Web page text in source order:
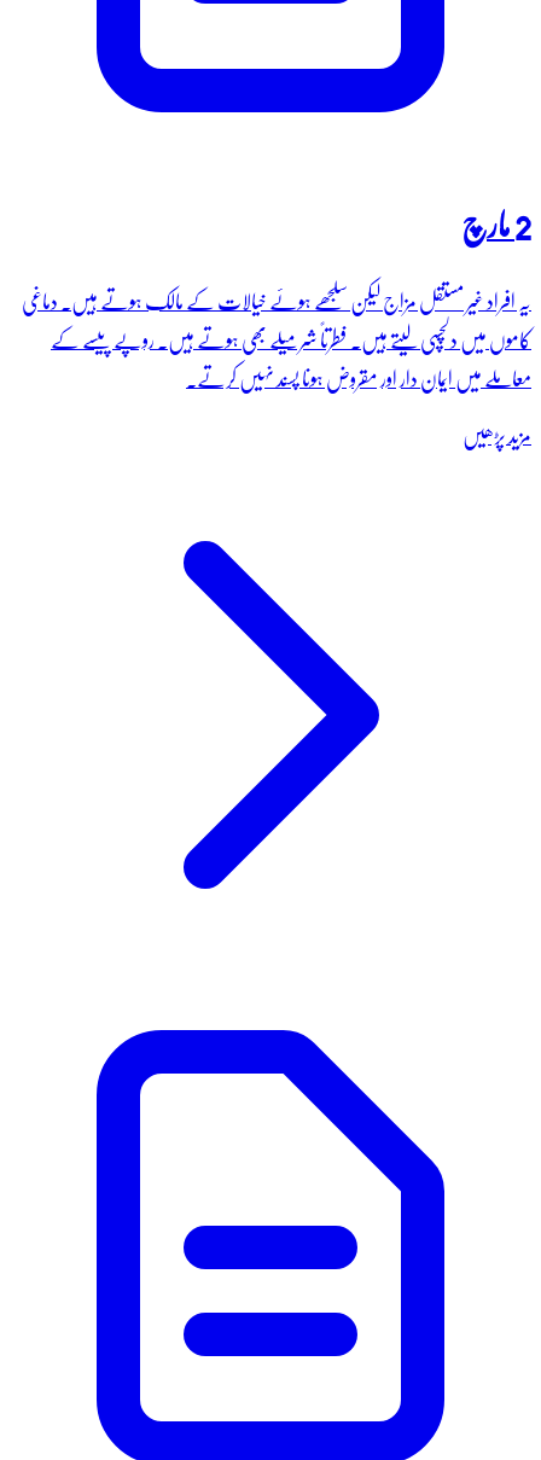
2 مارچ
یہ افراد غیر مستقل مزاج لیکن سلجھے ہوئے خیالات کے مالک ہوتے ہیں۔ دماغی
کاموں میں دلچسپی لیتے ہیں۔ فطرتاً شرمیلے بھی ہوتے ہیں۔ روپے پیسے کے
معاملے میں ایمان دار اور مقروض ہونا پسند نہیں کرتے۔
مزید پڑھیں